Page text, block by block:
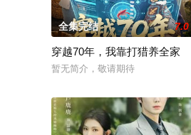
全集完结 7.0
穿越70年，我靠打猎养全家
暂无简介，敬请期待